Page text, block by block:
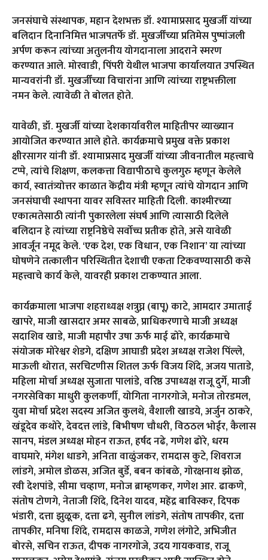
जनसंघाचे संस्थापक, महान देशभक्त डॉ. श्यामाप्रसाद मुखर्जी यांच्या
बलिदान दिनानिमित्त भाजपतर्फे डॉ. मुखर्जींच्या प्रतिमेस पुष्पांजली
अर्पण करून त्यांच्या अतुलनीय योगदानाला आदराने स्मरण
करण्यात आले. मोरवाडी, पिंपरी येथील भाजपा कार्यालयात उपस्थित
मान्यवरांनी डॉ. मुखर्जींच्या विचारांना आणि त्यांच्या राष्ट्रभक्तीला
नमन केले. त्यावेळी ते बोलत होते.
यावेळी, डॉ. मुखर्जी यांच्या देशकार्यावरील माहितीपर व्याख्यान
आयोजित करण्यात आले होते. कार्यक्रमाचे प्रमुख वक्ते प्रकाश
क्षीरसागर यांनी डॉ. श्यामाप्रसाद मुखर्जी यांच्या जीवनातील महत्त्वाचे
टप्पे, त्यांचे शिक्षण, कलकत्ता विद्यापीठाचे कुलगुरु म्हणून केलेले
कार्य, स्वातंत्र्योत्तर काळात केंद्रीय मंत्री म्हणून त्यांचे योगदान आणि
जनसंघाची स्थापना यावर सविस्तर माहिती दिली. काश्मीरच्या
एकात्मतेसाठी त्यांनी पुकारलेला संघर्ष आणि त्यासाठी दिलेले
बलिदान हे त्यांच्या राष्ट्रनिष्ठेचे सर्वोच्च प्रतीक होते, असे यावेळी
आवर्जून नमूद केले. ‘एक देश, एक विधान, एक निशान’ या त्यांच्या
घोषणेने तत्कालीन परिस्थितीत देशाची एकता टिकवण्यासाठी कसे
महत्त्वाचे कार्य केले, यावरही प्रकाश टाकण्यात आला.
कार्यक्रमाला भाजपा शहराध्यक्ष शत्रुघ्न (बापू) काटे, आमदार उमाताई
खापरे, माजी खासदार अमर साबळे, प्राधिकरणाचे माजी अध्यक्ष
सदाशिव खाडे, माजी महापौर उषा ऊर्फ माई ढोरे, कार्यक्रमाचे
संयोजक मोरेश्वर शेडगे, दक्षिण आघाडी प्रदेश अध्यक्ष राजेश पिंल्ले,
माऊली थोरात, सरचिटणीस शितल ऊर्फ विजय शिंदे, अजय पाताडे,
महिला मोर्चा अध्यक्ष सुजाता पालांडे, वरिष्ठ उपाध्यक्ष राजू दुर्गे, माजी
नगरसेविका माधुरी कुलकर्णी, योगिता नागरगोजे, मनोज तोरडमल,
युवा मोर्चा प्रदेश सदस्य अजित कुलथे, वैशाली खाडये, अर्जुन ठाकरे,
खंडूदेव कथोरे, देवदत्त लांडे, बिभीषण चौधरी, विठठल भोईर, कैलास
सानप, मंडल अध्यक्ष मोहन राऊत, हर्षद नढे, गणेश ढोरे, धरम
वाघमारे, मंगेश धाडगे, अनिता वाळुंजकर, रामदास कुटे, शिवराज
लांडगे, अमोल डोळस, अजित बुर्डे, बबन कांबळे, गोरक्षनाथ झोळ,
रवी देशपांडे, सीमा चव्हाण, मनोज ब्राम्हणकर, गणेश आर. ढाकणे,
संतोष टोणगे, नेताजी शिंदे, दिनेश यादव, महेंद्र बाविस्कर, दिपक
भंडारी, दत्ता झुळूक, दत्ता ढगे, सुनील लांडगे, संतोष तापकीर, दत्ता
तापकीर, मनिषा शिंदे, रामदास काळजे, गणेश लंगोटे, अभिजीत
बोरसे, सचिन राऊत, दीपक नागरगोजे, उदय गायकवाड, राजू